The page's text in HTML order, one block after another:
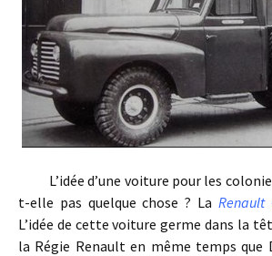
L’idée d’une voiture pour les
t-elle pas quelque chose ? La Renault
L’idée de cette voiture germe dans la
la Régie Renault en même temps que